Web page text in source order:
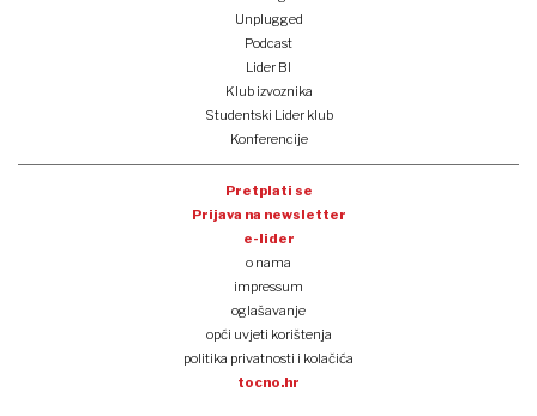
Unplugged
Podcast
Lider BI
Klub izvoznika
Studentski Lider klub
Konferencije
Pretplati se
Prijava na newsletter
e-lider
o nama
impressum
oglašavanje
opći uvjeti korištenja
politika privatnosti i kolačića
tocno.hr